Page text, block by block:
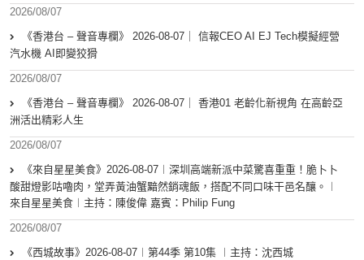
2026/08/07
《香港台 – 聲音專欄》 2026-08-07｜ 信報CEO AI EJ Tech模擬經營
汽水機 AI即變狡猾
2026/08/07
《香港台 – 聲音專欄》 2026-08-07｜ 香港01 老齡化新視角 在高齡亞
洲活出精彩人生
2026/08/07
《來自星星美食》2026-08-07︱深圳高端新派中菜驚喜重重！脆卜卜
酸甜燈影咕嚕肉，堂弄黃油蟹黯然銷魂飯，搭配不同口味干邑名釀。︱
來自星星美食︱主持：陳俊偉 嘉賓：Philip Fung
2026/08/07
《西城故事》2026-08-07︱第44季 第10集 ︱主持：沈西城